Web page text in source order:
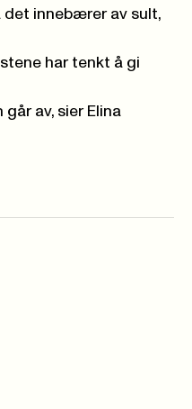
det innebærer av sult,
har tenkt å gi
av, sier Elina